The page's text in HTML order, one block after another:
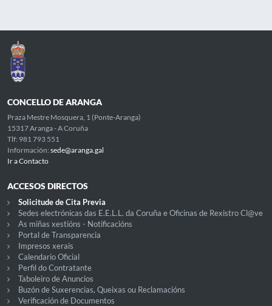
CONCELLO DE ARANGA
Praza Mestre Mosquera, 1 (Ponte-Aranga)
15317 Aranga - A Coruña
Tlf: 981 793 551
Información: sede@aranga.gal
Ir a Contacto
ACCESOS DIRECTOS
Solicitude de Cita Previa
Sedes electrónicas das E.E.L.L. da Coruña e Oficinas de Rexistro Cl@ve
As miñas xestións - Notificacións
Portal de Transparencia
Impresos xerais
Calendario Oficial
Perfil do Contratante
Taboleiro de Anuncios
Buzón de Suxerencias, Queixas ou Reclamacións
Verificación de Documentos